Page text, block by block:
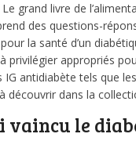
grand livre de
des questions-
la santé d’un
privilégier appropriés
IG antidiabète tels que
découvrir dans la
vaincu le